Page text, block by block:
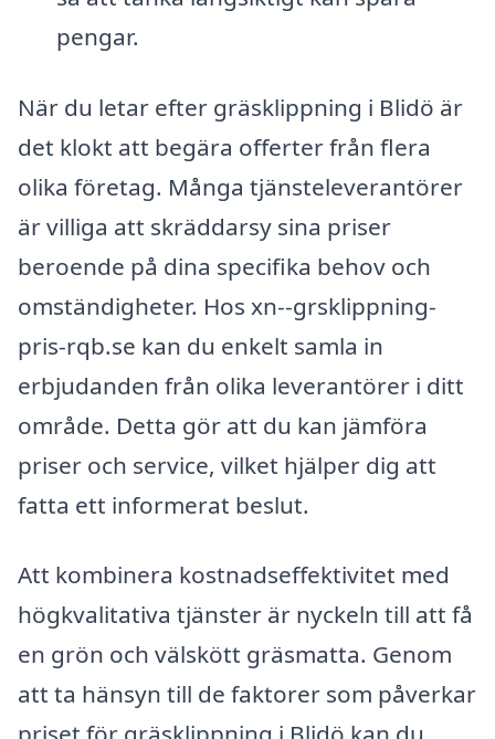
pengar.
När du letar efter gräsklippning i Blidö är
det klokt att begära offerter från flera
olika företag. Många tjänsteleverantörer
är villiga att skräddarsy sina priser
beroende på dina specifika behov och
omständigheter. Hos xn--grsklippning-
pris-rqb.se kan du enkelt samla in
erbjudanden från olika leverantörer i ditt
område. Detta gör att du kan jämföra
priser och service, vilket hjälper dig att
fatta ett informerat beslut.
Att kombinera kostnadseffektivitet med
högkvalitativa tjänster är nyckeln till att få
en grön och välskött gräsmatta. Genom
att ta hänsyn till de faktorer som påverkar